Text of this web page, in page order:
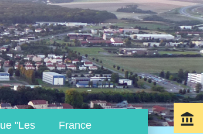
"Les
France
account_balance